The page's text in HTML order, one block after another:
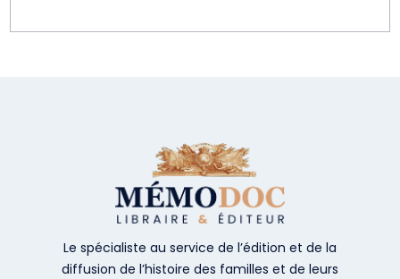
Le spécialiste au service de l’édition et de la
diffusion de l’histoire des familles et de leurs